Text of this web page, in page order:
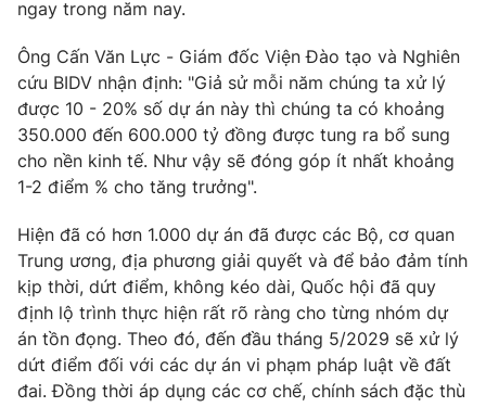
ngay trong năm nay.
Ông Cấn Văn Lực - Giám đốc Viện Đào tạo và Nghiên
cứu BIDV nhận định: "Giả sử mỗi năm chúng ta xử lý
được 10 - 20% số dự án này thì chúng ta có khoảng
350.000 đến 600.000 tỷ đồng được tung ra bổ sung
cho nền kinh tế. Như vậy sẽ đóng góp ít nhất khoảng
1-2 điểm % cho tăng trưởng".
Hiện đã có hơn 1.000 dự án đã được các Bộ, cơ quan
Trung ương, địa phương giải quyết và để bảo đảm tính
kịp thời, dứt điểm, không kéo dài, Quốc hội đã quy
định lộ trình thực hiện rất rõ ràng cho từng nhóm dự
án tồn đọng. Theo đó, đến đầu tháng 5/2029 sẽ xử lý
dứt điểm đối với các dự án vi phạm pháp luật về đất
đai. Đồng thời áp dụng các cơ chế, chính sách đặc thù